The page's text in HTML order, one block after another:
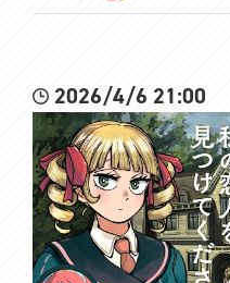
2026/4/6 21:00